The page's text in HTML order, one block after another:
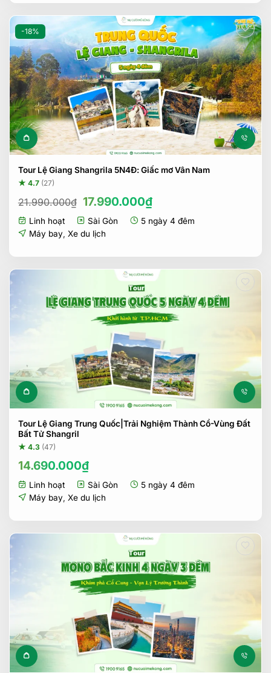
-18%
Tour Lệ Giang Shangrila 5N4Đ: Giấc mơ Vân Nam
★ 4.7 (27)
21.990.000₫ Giá
là:
21.990.000₫.
17.990.000₫Giá
hiện
tại
Linh hoạt Sài Gòn
5 ngày 4 đêm
Máy bay, Xe du lịch
Tour Lệ Giang Trung Quốc|Trải Nghiệm Thành Cổ-Vùng Đất
Bất Tử Shangril
★ 4.3 (47)
14.690.000₫
Linh hoạt Sài Gòn
5 ngày 4 đêm
Máy bay Xe du lịch